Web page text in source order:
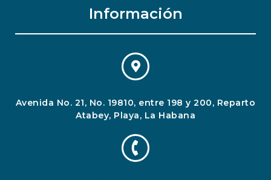
Información
Avenida No. 21, No. 19810, entre 198 y 200, Reparto
Atabey, Playa, La Habana